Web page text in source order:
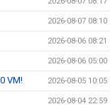
2026-08-07 08:10
2026-08-06 08:21
2026-08-06 05:00
VM! 2026-08-05 10:05
2026-08-04 22:59